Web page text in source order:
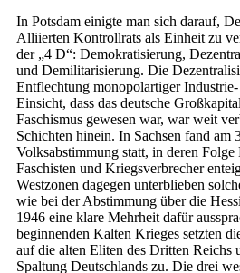
In Potsdam einigte man sich darauf,
Alliierten Kontrollrats als Einheit zu
der „4 D“: Demokratisierung,
und Demilitarisierung. Die
Entflechtung monopolartiger
Einsicht, dass das deutsche
Faschismus gewesen war, war weit
Schichten hinein. In Sachsen fand am
Volksabstimmung statt, in deren
Faschisten und Kriegsverbrecher
Westzonen dagegen unterblieben
wie bei der Abstimmung über die
1946 eine klare Mehrheit dafür
beginnenden Kalten Krieges setzten
auf die alten Eliten des Dritten Reichs
Spaltung Deutschlands zu. Die drei